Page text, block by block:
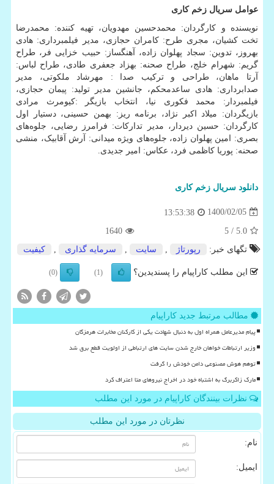
عوامل سریال زخم کاری
نویسنده و کارگردان: محمدحسین مهدویان، تهیه کننده: محمدرضا
تخت کشیان، مجری طرح: کامران حجازی، مدیر فیلمبرداری: هادی
بهروز، تدوین: سجاد پهلوان زاده، آهنگساز: حبیب خزایی فر، طراح
گریم: شهرام خلج، طراح صحنه: بهزاد جعفری طادی، طراح لباس:
آرتا ماهان، طراحی و ترکیب صدا : مهرشاد ملکوتی، مدیر
صدابرداری: هادی ساعدمحکم، جانشین مدیر تولید: پیمان حجازی،
فیلمبردار: محمد فکوری نیا، انتخاب بازیگر :کیومرث مرادی
بازیگردان: میلاد اکبر نژاد، برنامه ریز: بهمن حسینی، دستیار اول
کارگردان: حسین دیردار، مدیر تدارکات: فرامرز رضایی، جلوه‌های
بصری: امین پهلوان زاده، جلوه‌های ویژه میدانی: آرش آقابیک، منشی
صحنه: پوریا کاظمی فرد، عکاس: امیر جدیدی.
دانلود سریال زخم کاری
1400/02/05
13:53:38
5.0
/ 5
1640
تگهای خبر:
رپورتاژ سایت سرمایه گذاری كیفیت
این مطلب کاراپیام را پسندیدین؟ (1)
(0)
مطالب مرتبط جدید کاراپیام
پیام مدیرعامل همراه اول به دنبال شهادت یکی از کارکنان مخابرات هرمزگان
وزیر ارتباطات خواهان خارج شدن سایت های ارتباطی از اولویت قطع برق شد
توهم هوش مصنوعی دامن خودش را گرفت
مارک زاکربرگ به اشتباه خود در اخراج نیروهای متا اعتراف کرد
نظرات بینندگان کاراپیام در مورد این مطلب
نظرتان در مورد این مطلب
نام:
ایمیل: